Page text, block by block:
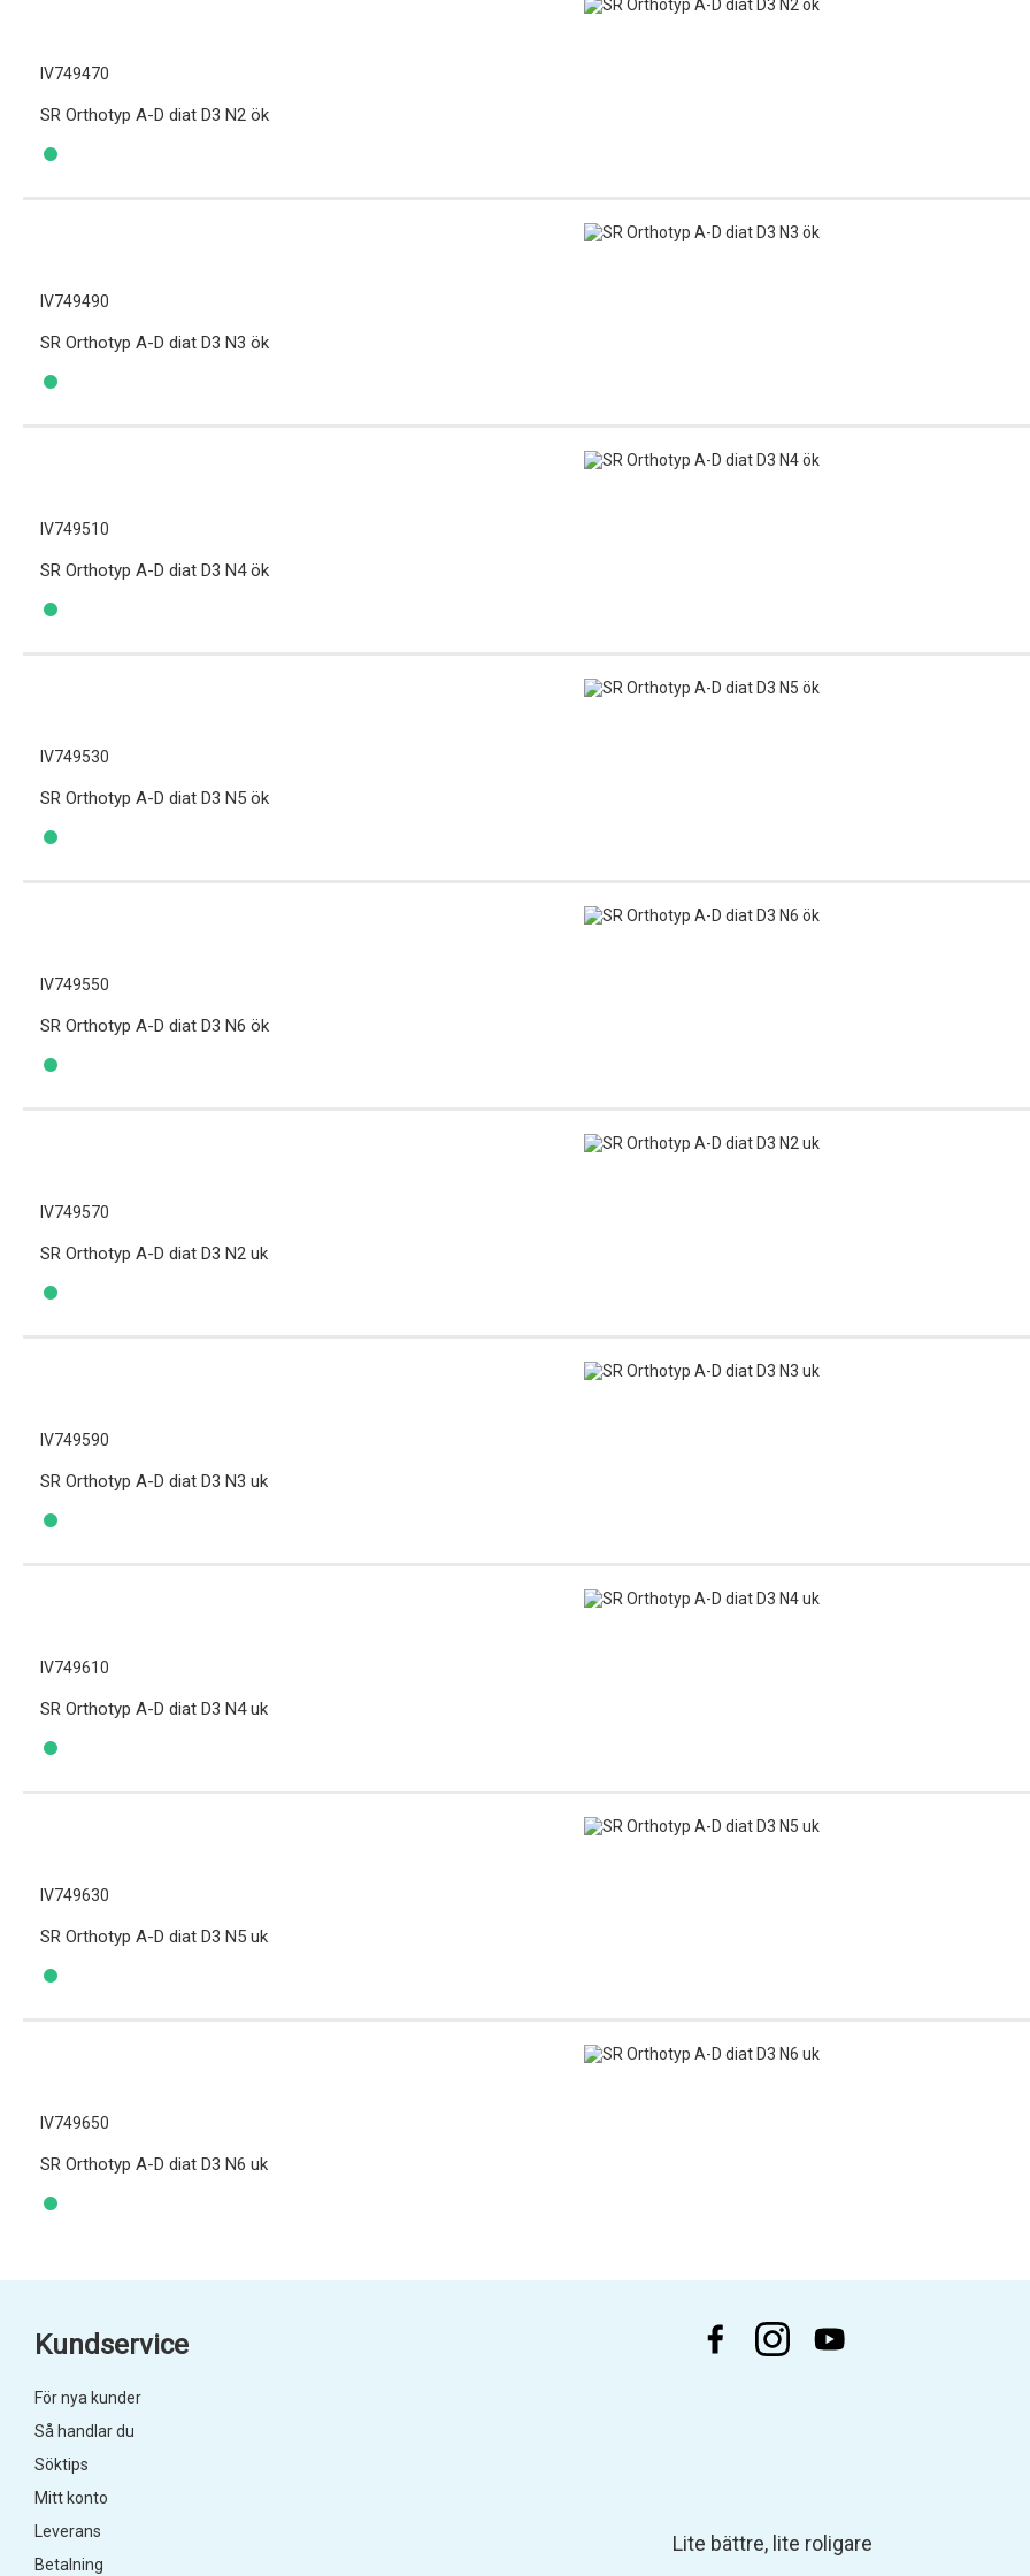
IV749470
SR Orthotyp A-D diat D3 N2 ök
IV749490
SR Orthotyp A-D diat D3 N3 ök
IV749510
SR Orthotyp A-D diat D3 N4 ök
IV749530
SR Orthotyp A-D diat D3 N5 ök
IV749550
SR Orthotyp A-D diat D3 N6 ök
IV749570
SR Orthotyp A-D diat D3 N2 uk
IV749590
SR Orthotyp A-D diat D3 N3 uk
IV749610
SR Orthotyp A-D diat D3 N4 uk
IV749630
SR Orthotyp A-D diat D3 N5 uk
IV749650
SR Orthotyp A-D diat D3 N6 uk
Lite bättre, lite roligare
Kundservice
För nya kunder
Så handlar du
Söktips
Mitt konto
Leverans
Betalning